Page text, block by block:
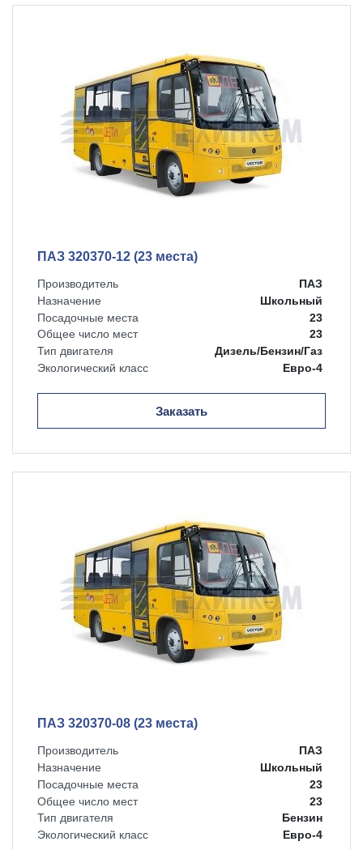
ПАЗ 320370-12 (23 места)
Производитель
ПАЗ
Назначение
Школьный
Посадочные места
23
Общее число мест
23
Тип двигателя
Дизель/Бензин/Газ
Экологический класс
Евро-4
Заказать
ПАЗ 320370-08 (23 места)
Производитель
ПАЗ
Назначение
Школьный
Посадочные места
23
Общее число мест
23
Тип двигателя
Бензин
Экологический класс
Евро-4